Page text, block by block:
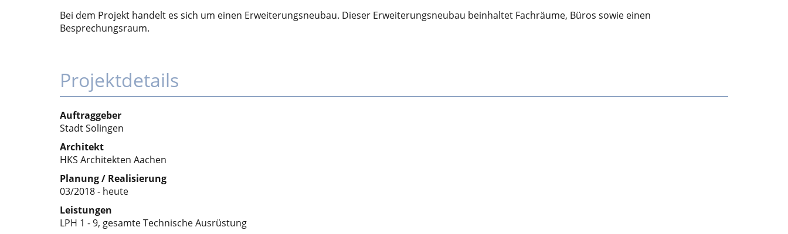
Bei dem Projekt handelt es sich um einen Erweiterungsneubau. Dieser Erweiterungsneubau beinhaltet Fachräume, Büros sowie einen
Besprechungsraum.
Projektdetails
Auftraggeber
Stadt Solingen
Architekt
HKS Architekten Aachen
Planung / Realisierung
03/2018 - heute
Leistungen
LPH 1 - 9, gesamte Technische Ausrüstung